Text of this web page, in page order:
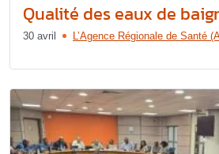
Qualité des eaux de
30 avril L’Agence Régionale de Santé